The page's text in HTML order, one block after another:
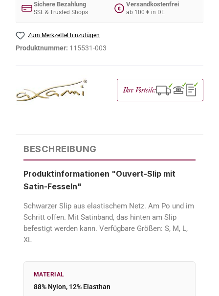
Sichere Bezahlung
SSL & Trusted Shops
€
Versandkostenfrei
ab 100 € in DE
Zum Merkzettel hinzufügen
Produktnummer: 115531-003
Ihre Vorteile: ✓ ✓ ✓
BESCHREIBUNG
Produktinformationen "Ouvert-Slip mit
Satin-Fesseln"
Schwarzer Slip aus elastischem Netz. Am Po und im
Schritt offen. Mit Satinband, das hinten am Slip
befestigt werden kann. Verfügbare Größen: S, M, L,
XL
MATERIAL
88% Nylon, 12% Elasthan